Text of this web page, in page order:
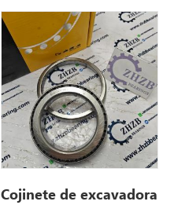
Cojinete de excavadora